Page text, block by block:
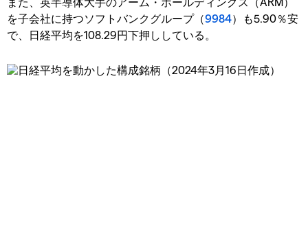
を子会社に持つソフトバンクグループ（9984）も5.90％安
で、日経平均を108.29円下押ししている。